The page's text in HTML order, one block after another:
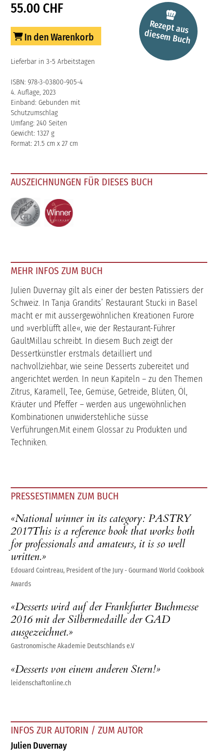
Rezept aus
diesem
Buch
55.00 CHF
In den Warenkorb
Lieferbar in 3-5 Arbeitstagen
ISBN: 978-3-03800-905-4
4. Auflage, 2023
Einband: Gebunden mit
Schutzumschlag
Umfang: 240 Seiten
Gewicht: 1327 g
Format: 21.5 cm x 27 cm
AUSZEICHNUNGEN FÜR DIESES BUCH
MEHR INFOS ZUM BUCH
Julien Duvernay gilt als einer der besten Patissiers der
Schweiz. In Tanja Grandits’ Restaurant Stucki in Basel
macht er mit aussergewöhnlichen Kreationen Furore
und »verblüfft alle«, wie der Restaurant-Führer
GaultMillau schreibt. In diesem Buch zeigt der
Dessertkünstler erstmals detailliert und
nachvollziehbar, wie seine Desserts zubereitet und
angerichtet werden. In neun Kapiteln – zu den Themen
Zitrus, Karamell, Tee, Gemüse, Getreide, Blüten, Öl,
Kräuter und Pfeffer – werden aus ungewöhnlichen
Kombinationen unwiderstehliche süsse
Verführungen.Mit einem Glossar zu Produkten und
Techniken.
PRESSESTIMMEN ZUM BUCH
«National winner in its category: PASTRY
2017This is a reference book that works both
for professionals and amateurs, it is so well
written.»
Edouard Cointreau, President of the Jury - Gourmand World Cookbook
Awards
«Desserts wird auf der Frankfurter Buchmesse
2016 mit der Silbermedaille der GAD
ausgezeichnet.»
Gastronomische Akademie Deutschlands e.V
«Desserts von einem anderen Stern!»
leidenschaftonline.ch
INFOS ZUR AUTORIN / ZUM AUTOR
Julien Duvernay